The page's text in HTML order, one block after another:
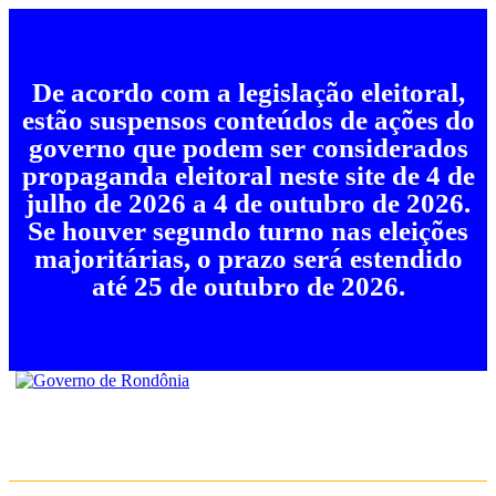
De acordo com a legislação eleitoral,
estão suspensos conteúdos de ações do
governo que podem ser considerados
propaganda eleitoral neste site de 4 de
julho de 2026 a 4 de outubro de 2026.
Se houver segundo turno nas eleições
majoritárias, o prazo será estendido
até 25 de outubro de 2026.